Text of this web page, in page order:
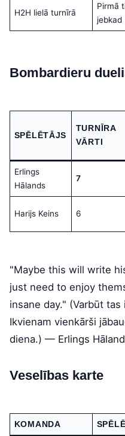
H2H lielā turnīrā
Pirmā
jebkad
Bombardieru
SPĒLĒTĀJS
TURNĪRA
VĀRTI
Erlings
Hālands
7
Harijs Keins 6
"Maybe this will write
just need to enjoy
insane day." (Varbūt
Ikvienam vienkārši
diena.) — Erlings
Veselības karte
KOMANDA